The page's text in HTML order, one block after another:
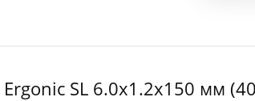
SL 6.0х1.2х150 мм